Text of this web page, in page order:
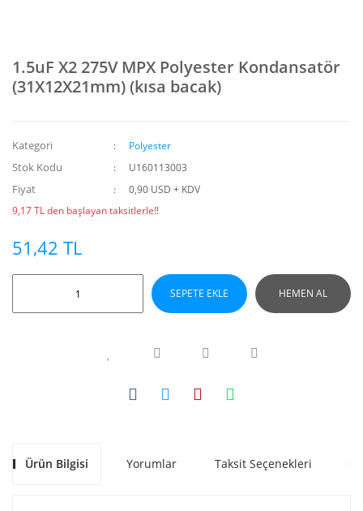
1.5uF X2 275V MPX Polyester Kondansatör
(31X12X21mm) (kısa bacak)
Kategori Polyester
Stok Kodu U160113003
Fiyat
0,90 USD + KDV
9,17 TL den başlayan taksitlerle!!
51,42 TL
SEPETE EKLE HEMEN AL
Ürün Bilgisi Yorumlar Taksit Seçenekleri